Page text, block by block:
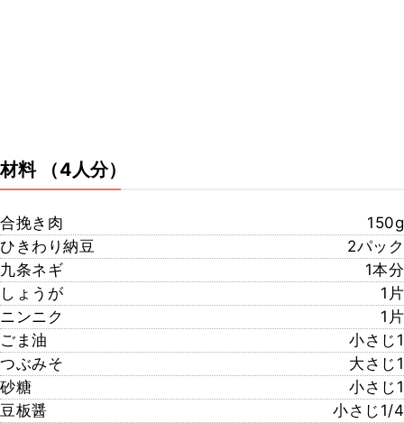
材料 （4人分）
合挽き肉
150g
ひきわり納豆
2パック
九条ネギ
1本分
しょうが
1片
ニンニク
1片
ごま油
小さじ1
つぶみそ
大さじ1
砂糖
小さじ1
豆板醤
小さじ1/4